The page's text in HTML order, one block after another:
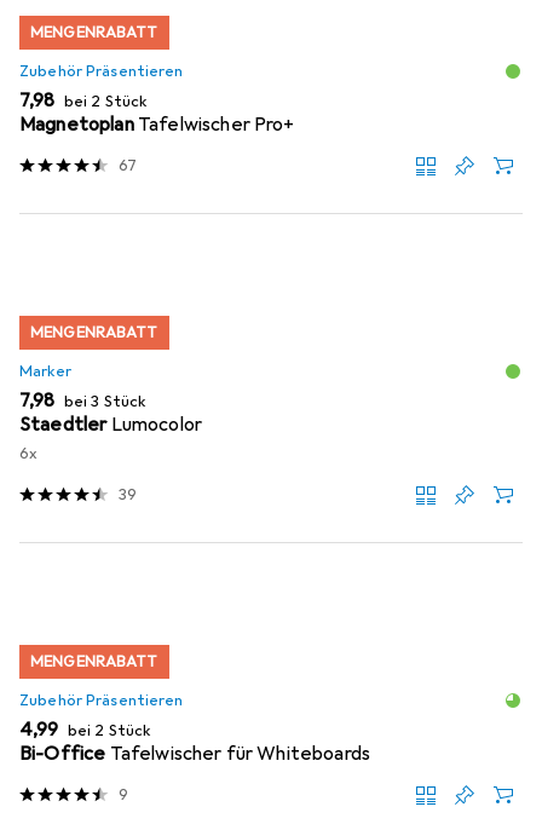
MENGENRABATT
Zubehör Präsentieren
EUR
7,98 bei 2 Stück
Magnetoplan Tafelwischer Pro+
67
MENGENRABATT
Marker
EUR
7,98 bei 3 Stück
Staedtler Lumocolor
6x
39
MENGENRABATT
Zubehör Präsentieren
EUR
4,99 bei 2 Stück
Bi-Office Tafelwischer für Whiteboards
9